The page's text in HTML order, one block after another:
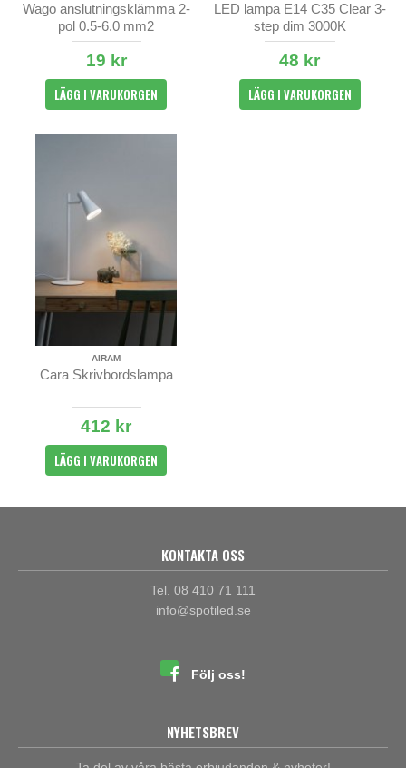
Wago anslutningsklämma 2-
pol 0.5-6.0 mm2
19 kr
LÄGG I VARUKORGEN
LED lampa E14 C35 Clear 3-
step dim 3000K
48 kr
LÄGG I VARUKORGEN
AIRAM
Cara Skrivbordslampa
412 kr
LÄGG I VARUKORGEN
KONTAKTA OSS
Tel. 08 410 71 111
info@spotiled.se
Följ oss!
NYHETSBREV